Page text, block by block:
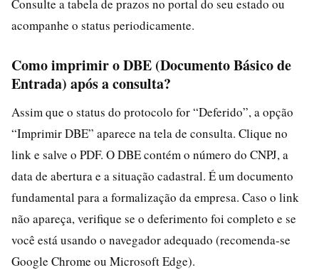
Consulte a tabela de prazos no portal do seu estado ou
acompanhe o status periodicamente.
Como imprimir o DBE (Documento Básico de
Entrada) após a consulta?
Assim que o status do protocolo for “Deferido”, a opção
“Imprimir DBE” aparece na tela de consulta. Clique no
link e salve o PDF. O DBE contém o número do CNPJ, a
data de abertura e a situação cadastral. É um documento
fundamental para a formalização da empresa. Caso o link
não apareça, verifique se o deferimento foi completo e se
você está usando o navegador adequado (recomenda-se
Google Chrome ou Microsoft Edge).